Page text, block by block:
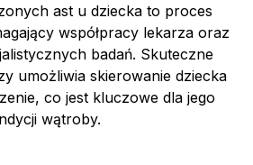
ast u dziecka to proces
współpracy lekarza oraz
badań. Skuteczne
umożliwia skierowanie dziecka
co jest kluczowe dla jego
wątroby.